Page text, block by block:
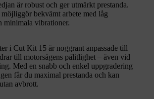
är robust och ger utmärkt prestanda.
bekvämt arbete med låg
minimala vibrationer.
i Cut Kit 15 är noggrant anpassade till
till motorsågens pålitlighet – även vid
Med en snabb och enkel uppgradering
får du maximal prestanda och kan
avbrott.